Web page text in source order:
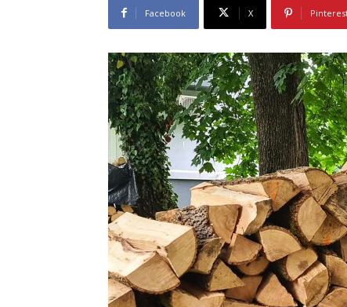
Facebook X